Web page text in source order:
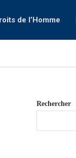
de l’Homme
Rechercher